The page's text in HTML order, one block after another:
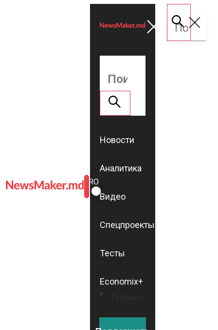
ROMÂNĂ
RU
Новости
Аналитика
Видео
Спецпроекты
Тесты
Economix+